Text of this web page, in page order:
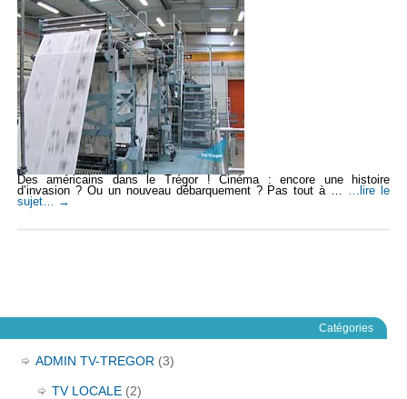
Des américains dans le Trégor ! Cinéma : encore une histoire
d’invasion ? Ou un nouveau débarquement ? Pas tout à … …lire le
sujet… →
Catégories
ADMIN TV-TREGOR (3)
TV LOCALE (2)